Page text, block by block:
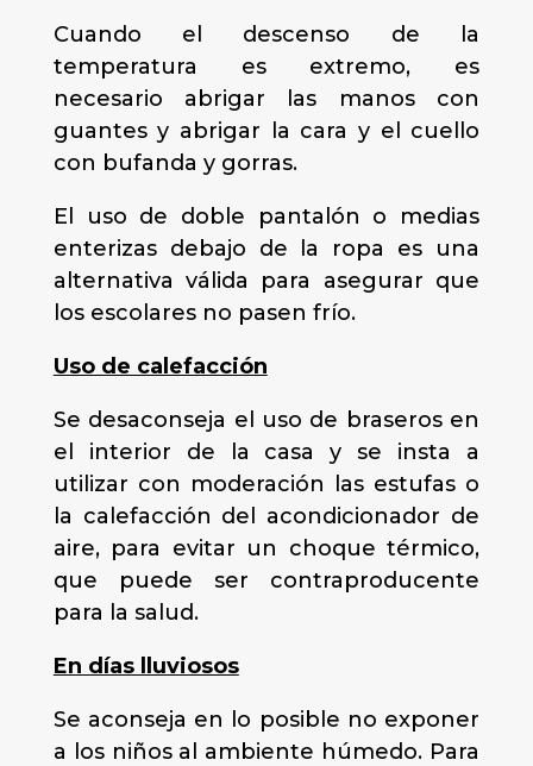
Cuando el descenso de la
temperatura es extremo, es
necesario abrigar las manos con
guantes y abrigar la cara y el cuello
con bufanda y gorras.
El uso de doble pantalón o medias
enterizas debajo de la ropa es una
alternativa válida para asegurar que
los escolares no pasen frío.
Uso de calefacción
Se desaconseja el uso de braseros en
el interior de la casa y se insta a
utilizar con moderación las estufas o
la calefacción del acondicionador de
aire, para evitar un choque térmico,
que puede ser contraproducente
para la salud.
En días lluviosos
Se aconseja en lo posible no exponer
a los niños al ambiente húmedo. Para